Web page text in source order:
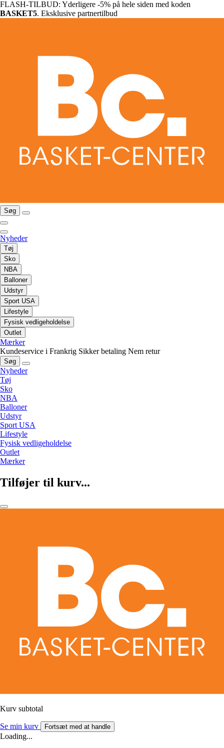
FLASH-TILBUD: Yderligere -5% på hele siden med koden
BASKET5. Eksklusive partnertilbud
Søg
Nyheder
Tøj
Sko
NBA
Balloner
Udstyr
Sport USA
Lifestyle
Fysisk vedligeholdelse
Outlet
Mærker
Kundeservice i Frankrig Sikker betaling Nem retur
Søg
Nyheder
Tøj
Sko
NBA
Balloner
Udstyr
Sport USA
Lifestyle
Fysisk vedligeholdelse
Outlet
Mærker
Tilføjer til kurv...
Kurv subtotal
Se min kurv Fortsæt med at handle
Loading...